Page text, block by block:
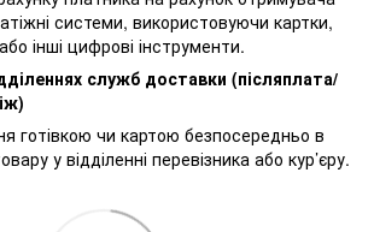
системи, використовуючи картки,
інші цифрові інструменти.
служб доставки (післяплата/
готівкою чи картою безпосередньо в
у відділенні перевізника або кур’єру.